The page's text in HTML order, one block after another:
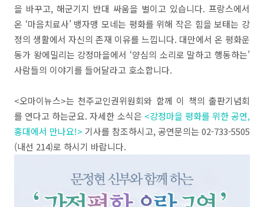
을 바꾸고, 해군기지 반대 싸움을 벌이고 있습니다. 프랑스에서
온 ‘마음치료사’ 뱅자맹 모네는 평화를 위해 작은 힘을 보태는 강
정의 생활에서 자신의 존재 이유를 느낍니다. 대만에서 온 평화운
동가 왕에밀리는 강정마을에서 ‘양심의 소리로 말하고 행동하는’
사람들의 이야기를 들어달라고 호소합니다.
<오마이뉴스>는 천주교인권위원회와 함께 이 책의 출판기념회
를 연다고 하는군요. 자세한 소식은 <강정마을 평화를 위한 공연,
홍대에서 만나요!> 기사를 참조하시고, 공연문의는 02-733-5505
(내선 214)로 하시기 바랍니다.